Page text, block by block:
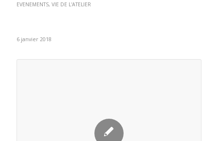
EVENEMENTS, VIE DE L'ATELIER
6 janvier 2018